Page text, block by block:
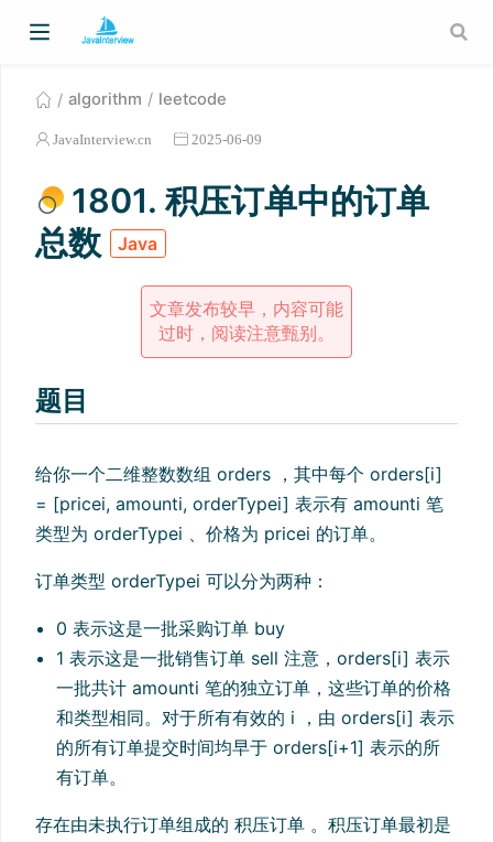
algorithm leetcode
JavaInterview.cn 2025-06-09
1801. 积压订单中的订单
总数
Java
文章发布较早，内容可能
过时，阅读注意甄别。
题目
给你一个二维整数数组 orders ，其中每个 orders[i]
= [pricei, amounti, orderTypei] 表示有 amounti 笔
类型为 orderTypei 、价格为 pricei 的订单。
订单类型 orderTypei 可以分为两种：
0 表示这是一批采购订单 buy
1 表示这是一批销售订单 sell 注意，orders[i] 表示
一批共计 amounti 笔的独立订单，这些订单的价格
和类型相同。对于所有有效的 i ，由 orders[i] 表示
的所有订单提交时间均早于 orders[i+1] 表示的所
有订单。
存在由未执行订单组成的 积压订单 。积压订单最初是